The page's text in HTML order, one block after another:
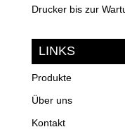
Drucker bis zur
LINKS
Produkte
Über uns
Kontakt